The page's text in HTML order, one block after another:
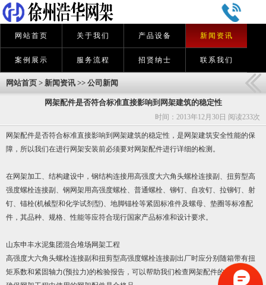
网站首页 关于我们 产品设备 新闻资讯
案例展示 服务流程 招贤纳士 联系我们
网站首页 > 新闻资讯 >> 公司新闻
网架配件是否符合标准直接影响到网架建筑的稳定性
时间：2013年12月30日 阅读233次
网架配件是否符合标准直接影响到网架建筑的稳定性，是网架建筑安全性能的保
障，所以我们在进行网架安装前必须要对网架配件进行详细的检测。
在网架加工、结构建设中，钢结构连接用高强度大六角头螺栓连接副、扭剪型高
强度螺栓连接副、钢网架用高强度螺栓、普通螺栓、铆钉、自攻钉、拉铆钉、射
钉、锚栓(机械型和化学试剂型)、地脚锚栓等紧固标准件及螺母、垫圈等标准配
件，其品种、规格、性能等应符合现行国家产品标准和设计要求。
山东申丰水泥集团混合堆场网架工程
高强度大六角头螺栓连接副和扭剪型高强度螺栓连接副出厂时应分别随箱带有扭
矩系数和紧固轴力(预拉力)的检验报告，可以帮助我们检查网架配件的具体情况，